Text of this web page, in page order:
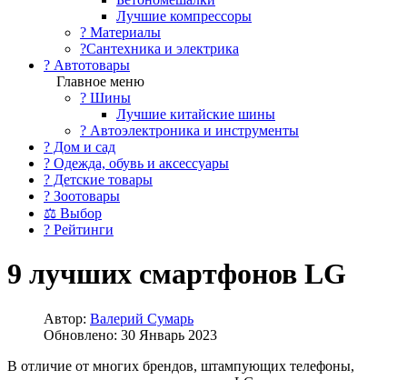
Лучшие компрессоры
? Материалы
?Сантехника и электрика
? Автотовары
Главное меню
? Шины
Лучшие китайские шины
? Автоэлектроника и инструменты
? Дом и сад
? Одежда, обувь и аксессуары
? Детские товары
? Зоотовары
⚖ Выбор
? Рейтинги
9 лучших смартфонов LG
Автор: Валерий Сумарь
Обновлено: 30 Январь 2023
В отличие от многих брендов, штампующих телефоны,